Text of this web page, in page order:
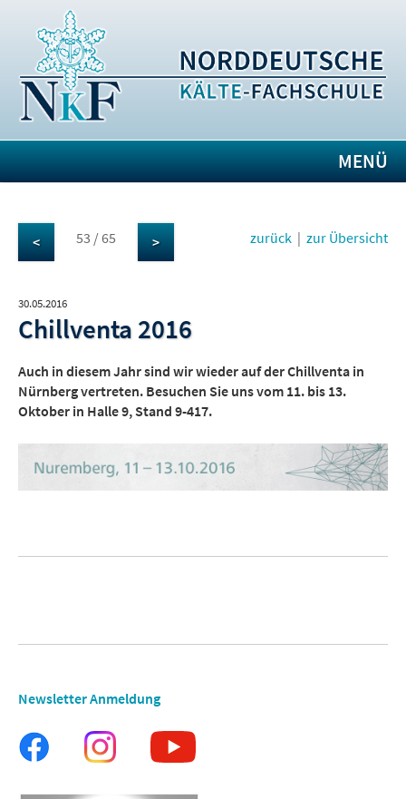
MENÜ
< 53 / 65 > zurück | zur Übersicht
30.05.2016
Chillventa 2016
Auch in diesem Jahr sind wir wieder auf der Chillventa in
Nürnberg vertreten. Besuchen Sie uns vom 11. bis 13.
Oktober in Halle 9, Stand 9-417.
Newsletter Anmeldung